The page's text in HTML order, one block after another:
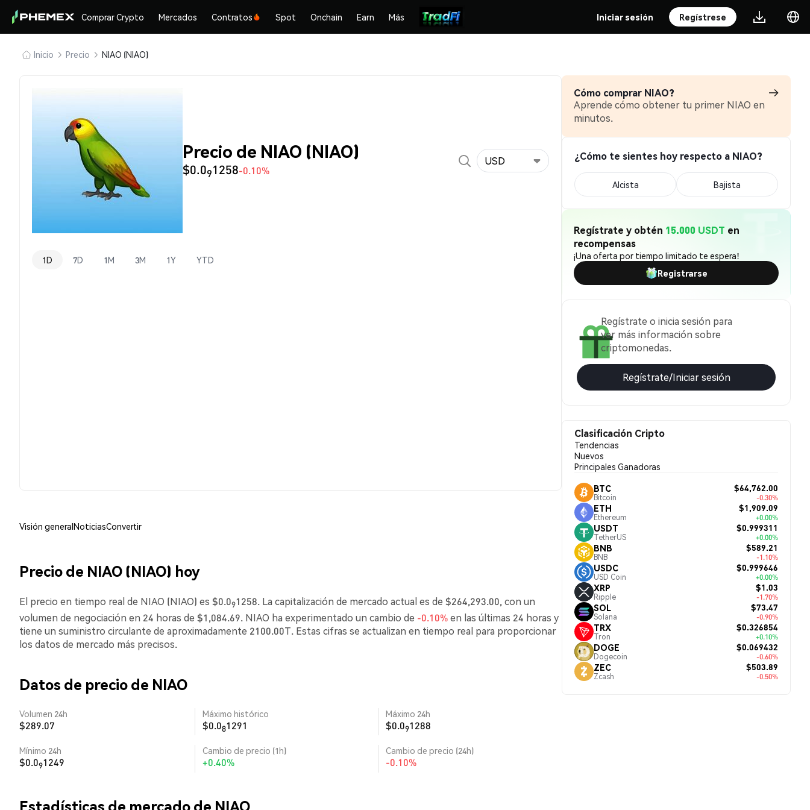
Comprar Crypto Mercados Contratos Spot Onchain Earn Más Iniciar sesión Regístrese
Inicio Precio NIAO (NIAO)
Precio de NIAO (NIAO)
$0.091258-0.10%
USD
1D 7D 1M 3M 1Y YTD
Visión generalNoticiasConvertir
Precio de NIAO (NIAO) hoy
El precio en tiempo real de NIAO (NIAO) es $0.091258. La capitalización de mercado actual es de $264,293.00, con un
volumen de negociación en 24 horas de $1,084.69. NIAO ha experimentado un cambio de -0.10%en las últimas 24 horas y
tiene un suministro circulante de aproximadamente 2100.00T. Estas cifras se actualizan en tiempo real para proporcionar
los datos de mercado más precisos.
Datos de precio de NIAO
Volumen 24h
$289.07
Máximo histórico
$0.081291
Máximo 24h
$0.091288
Mínimo 24h
$0.091249
Cambio de precio (1h)
+0.40%
Cambio de precio (24h)
-0.10%
Estadísticas de mercado de NIAO
Cómo comprar NIAO?
Aprende cómo obtener tu primer NIAO en
minutos.
¿Cómo te sientes hoy respecto a NIAO?
Alcista Bajista
Regístrate y obtén 15.000 USDT en
recompensas
¡Una oferta por tiempo limitado te espera!
Registrarse
Regístrate o inicia sesión para
ver más información sobre
criptomonedas.
Regístrate/Iniciar sesión
Clasificación Cripto
Tendencias
Nuevos
Principales Ganadoras
BTC
Bitcoin
$64,762.00
-0.30%
ETH
Ethereum
$1,909.09
+0.00%
USDT
TetherUS
$0.999311
+0.00%
BNB
BNB
$589.21
-1.10%
USDC
USD Coin
$0.999646
+0.00%
XRP
Ripple
$1.03
-1.70%
SOL
Solana
$73.47
-0.90%
TRX
Tron
$0.326854
+0.10%
DOGE
Dogecoin
$0.069432
-0.60%
ZEC
Zcash
$503.89
-0.50%